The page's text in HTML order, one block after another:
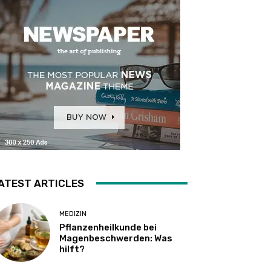
ARTICLES
MEDIZIN
Pflanzenheilkunde bei
Magenbeschwerden: Was
hilft?